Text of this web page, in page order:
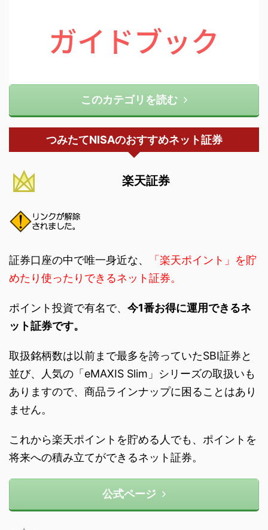
このカテゴリを読む
つみたてNISAのおすすめネット証券
楽天証券
証券口座の中で唯一身近な、
「楽天ポイント」を貯
めたり使ったりできるネット証券。
ポイント投資で有名で、 今1番お得に運用できるネ
ット証券です。
取扱銘柄数は以前まで最多を誇っていたSBI証券と
並び、人気の「eMAXIS Slim」シリーズの取扱いも
ありますので、商品ラインナップに困ることはあり
ません。
これから楽天ポイントを貯める人でも、ポイントを
将来への積み立てができるネット証券。
公式ページ